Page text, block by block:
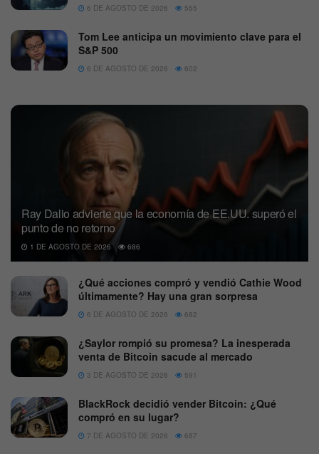
6 DE AGOSTO DE 2026 555
Tom Lee anticipa un movimiento clave para el
S&P 500
6 DE AGOSTO DE 2026 602
Ray Dalio advierte que la economía de EE.UU. superó el
punto de no retorno
1 DE AGOSTO DE 2026 686
¿Qué acciones compró y vendió Cathie Wood
últimamente? Hay una gran sorpresa
6 DE AGOSTO DE 2026 682
¿Saylor rompió su promesa? La inesperada
venta de Bitcoin sacude al mercado
3 DE AGOSTO DE 2026 591
BlackRock decidió vender Bitcoin: ¿Qué
compró en su lugar?
7 DE AGOSTO DE 2026 687